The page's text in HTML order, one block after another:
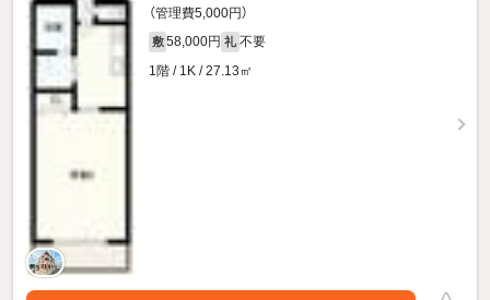
（管理費5,000円）
敷 58,000円 礼 不要
1階 / 1K / 27.13㎡